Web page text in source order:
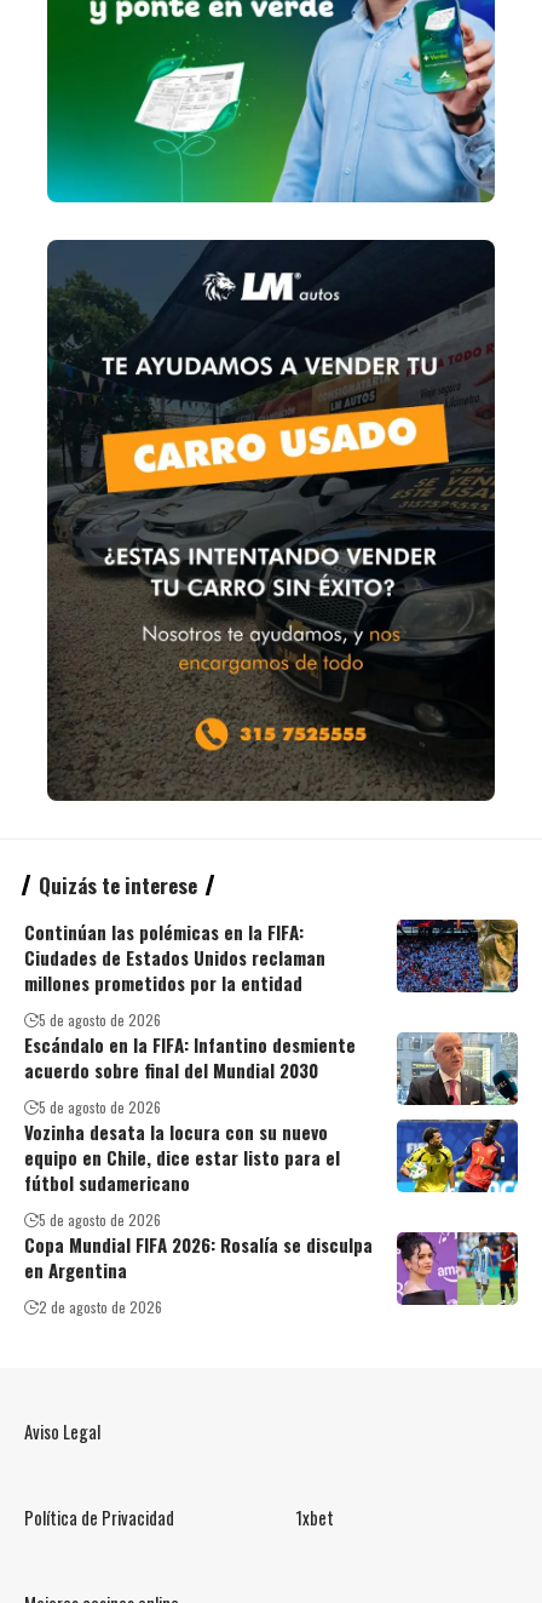
Quizás te interese
Continúan las polémicas en la FIFA:
Ciudades de Estados Unidos reclaman
millones prometidos por la entidad
5 de agosto de 2026
Escándalo en la FIFA: Infantino desmiente
acuerdo sobre final del Mundial 2030
5 de agosto de 2026
Vozinha desata la locura con su nuevo
equipo en Chile, dice estar listo para el
fútbol sudamericano
5 de agosto de 2026
Copa Mundial FIFA 2026: Rosalía se disculpa
en Argentina
2 de agosto de 2026
Aviso Legal
Política de Privacidad 1xbet